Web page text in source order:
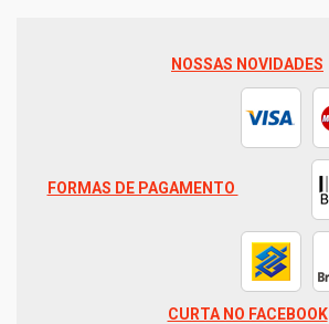
NOSSAS NOVIDADES
FORMAS DE PAGAMENTO
CURTA NO FACEBOOK